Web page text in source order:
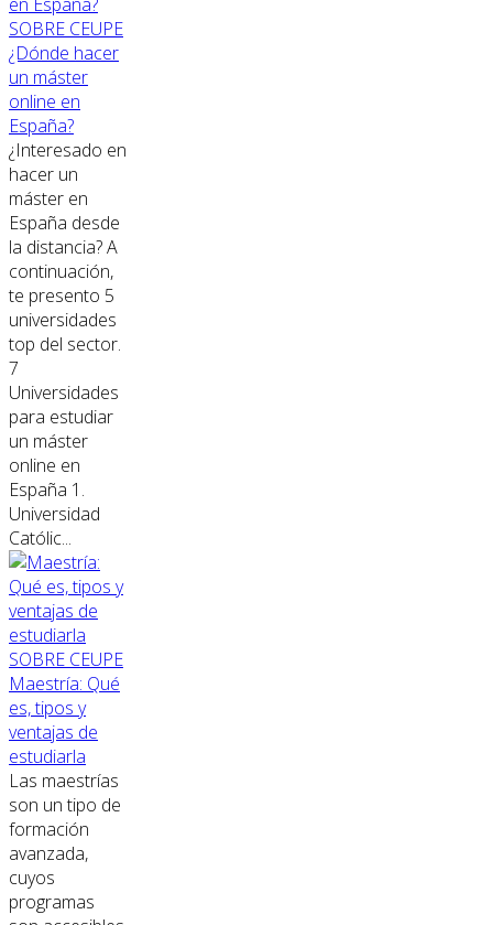
SOBRE CEUPE
¿Dónde hacer
un máster
online en
España?
¿Interesado en
hacer un
máster en
España desde
la distancia? A
continuación,
te presento 5
universidades
top del sector.
7
Universidades
para estudiar
un máster
online en
España 1.
Universidad
Católic...
SOBRE CEUPE
Maestría: Qué
es, tipos y
ventajas de
estudiarla
Las maestrías
son un tipo de
formación
avanzada,
cuyos
programas